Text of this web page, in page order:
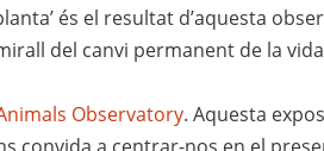
és el resultat d’aquesta
del canvi permanent de la
Observatory. Aquesta